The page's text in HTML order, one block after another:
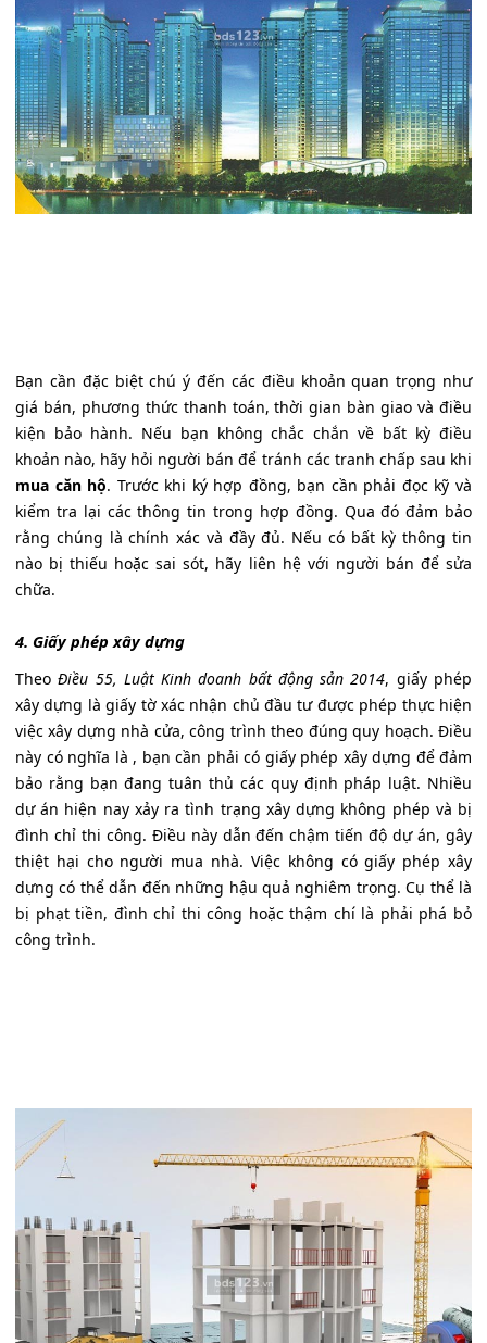
Bạn cần đặc biệt chú ý đến các điều khoản quan trọng như
giá bán, phương thức thanh toán, thời gian bàn giao và điều
kiện bảo hành. Nếu bạn không chắc chắn về bất kỳ điều
khoản nào, hãy hỏi người bán để tránh các tranh chấp sau khi
mua căn hộ. Trước khi ký hợp đồng, bạn cần phải đọc kỹ và
kiểm tra lại các thông tin trong hợp đồng. Qua đó đảm bảo
rằng chúng là chính xác và đầy đủ. Nếu có bất kỳ thông tin
nào bị thiếu hoặc sai sót, hãy liên hệ với người bán để sửa
chữa.
4. Giấy phép xây dựng
TheoĐiều 55, Luật Kinh doanh bất động sản 2014, giấy phép
xây dựng là giấy tờ xác nhận chủ đầu tư được phép thực hiện
việc xây dựng nhà cửa, công trình theo đúng quy hoạch. Điều
này có nghĩa là , bạn cần phải có giấy phép xây dựng để đảm
bảo rằng bạn đang tuân thủ các quy định pháp luật. Nhiều
dự án hiện nay xảy ra tình trạng xây dựng không phép và bị
đình chỉ thi công. Điều này dẫn đến chậm tiến độ dự án, gây
thiệt hại cho người mua nhà. Việc không có giấy phép xây
dựng có thể dẫn đến những hậu quả nghiêm trọng. Cụ thể là
bị phạt tiền, đình chỉ thi công hoặc thậm chí là phải phá bỏ
công trình.